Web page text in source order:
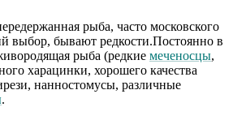
рыба, часто московского
выбор, бывают редкости.Постоянно в
рыба (редкие меченосцы,
харацинки, хорошего качества
нанностомусы, различные
.